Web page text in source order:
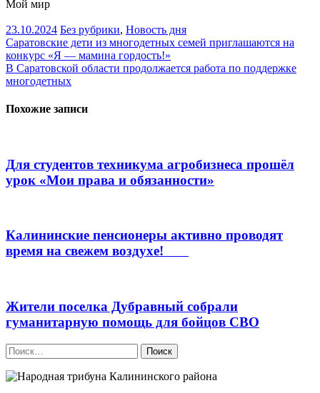
Мой мир
23.10.2024 Без рубрики, Новость дня
Навигация
по
записям
Саратовские дети из многодетных семей приглашаются на
конкурс «Я — мамина гордость!»
В Саратовской области продолжается работа по поддержке
многодетных
Похожие записи
Для студентов техникума агробизнеса прошёл
урок «Мои права и обязанности»
Калининские пенсионеры активно проводят
время на свежем воздухе!
Жители поселка Дубравный собрали
гуманитарную помощь для бойцов СВО
Найти: